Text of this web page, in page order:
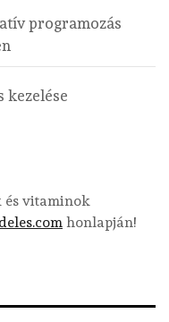
programozás
kezelése
és vitaminok
honlapján!